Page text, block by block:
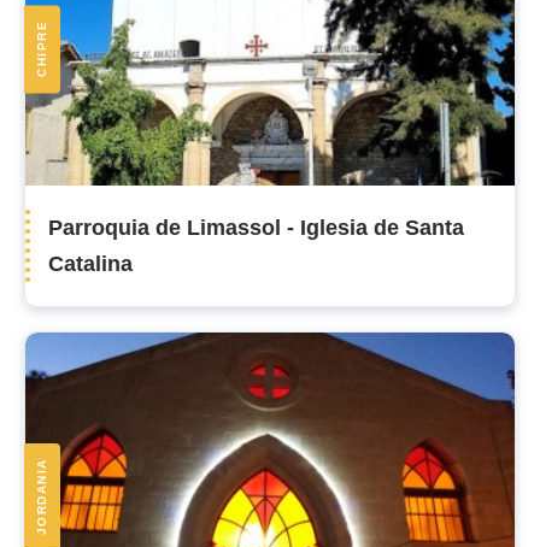
la
diócesis
CHIPRE
Parroquia de Limassol - Iglesia de Santa
Catalina
JORDANIA